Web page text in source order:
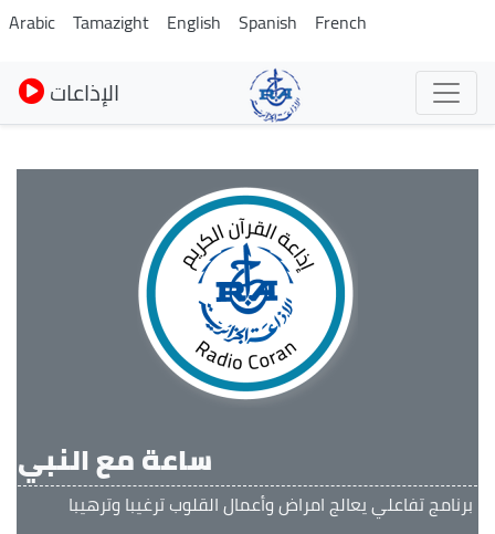
Skip
to
main
content
Arabic Tamazight English Spanish French
الإذاعات
ساعة مع النبي
برنامج تفاعلي يعالج امراض وأعمال القلوب ترغيبا وترهيبا